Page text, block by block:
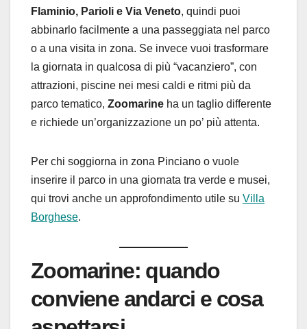
Flaminio, Parioli e Via Veneto, quindi puoi
abbinarlo facilmente a una passeggiata nel parco
o a una visita in zona. Se invece vuoi trasformare
la giornata in qualcosa di più “vacanziero”, con
attrazioni, piscine nei mesi caldi e ritmi più da
parco tematico, Zoomarine ha un taglio differente
e richiede un’organizzazione un po’ più attenta.
Per chi soggiorna in zona Pinciano o vuole
inserire il parco in una giornata tra verde e musei,
qui trovi anche un approfondimento utile su Villa
Borghese.
Zoomarine: quando
conviene andarci e cosa